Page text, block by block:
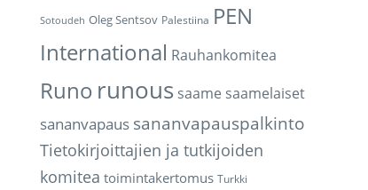
Sotoudeh Oleg Sentsov Palestiina PEN
International Rauhankomitea
Runo runous saame saamelaiset
sananvapaus sananvapauspalkinto
Tietokirjoittajien ja tutkijoiden
komitea toimintakertomus Turkki